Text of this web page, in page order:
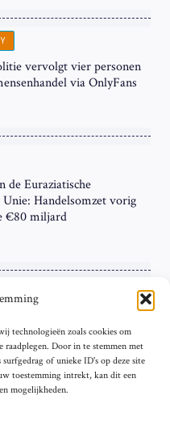
technologieën zoals cookies om
Door in te stemmen met
of unieke ID's op deze site
toestemming intrekt, kan dit een
mogelijkheden.
vervolgt vier personen
via OnlyFans
de Euraziatische
Unie: Handelsomzet vorig
€80 miljard
bij de ‘Grote Vier’